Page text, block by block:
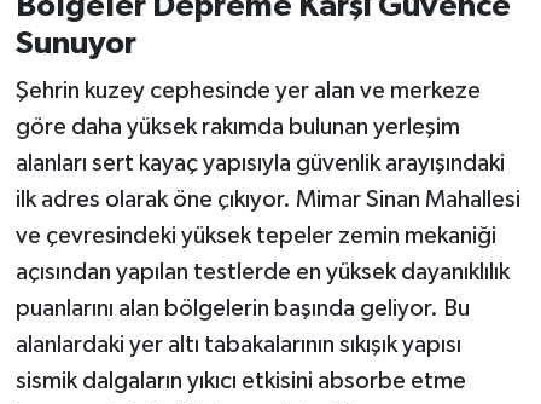
Sunuyor
Şehrin kuzey cephesinde yer alan ve merkeze
göre daha yüksek rakımda bulunan yerleşim
alanları sert kayaç yapısıyla güvenlik arayışındaki
ilk adres olarak öne çıkıyor. Mimar Sinan Mahallesi
ve çevresindeki yüksek tepeler zemin mekaniği
açısından yapılan testlerde en yüksek dayanıklılık
puanlarını alan bölgelerin başında geliyor. Bu
alanlardaki yer altı tabakalarının sıkışık yapısı
sismik dalgaların yıkıcı etkisini absorbe etme